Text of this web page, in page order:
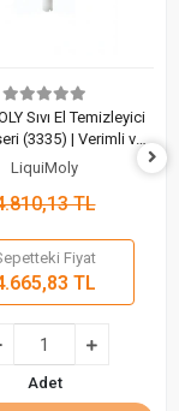
Sıvı El Temizleyici
(3335) | Verimli ve
Hijyen
LiquiMoly
TL
Fiyat
TL
Adet